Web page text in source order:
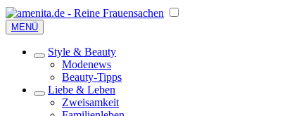
MENÜ
Style & Beauty
Modenews
Beauty-Tipps
Liebe & Leben
Zweisamkeit